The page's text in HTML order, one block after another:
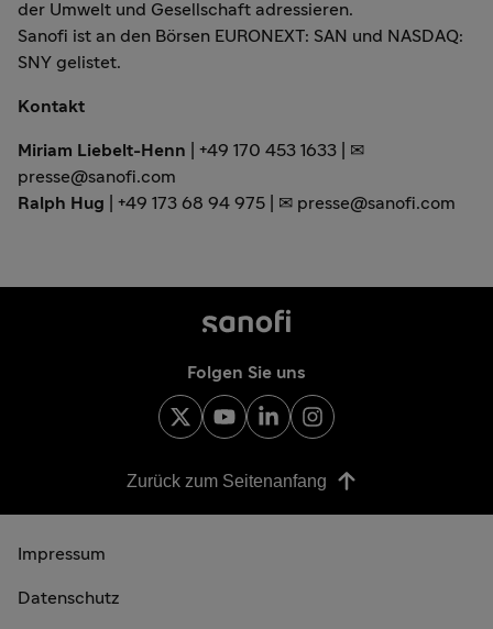
der Umwelt und Gesellschaft adressieren.
Sanofi ist an den Börsen EURONEXT: SAN und NASDAQ:
SNY gelistet.
Kontakt
Miriam Liebelt-Henn
| +49 170 453 1633 | ✉
presse@sanofi.com
Ralph Hug
| +49 173 68 94 975 | ✉ presse@sanofi.com
Folgen Sie uns
Zurück zum Seitenanfang
Impressum
Datenschutz